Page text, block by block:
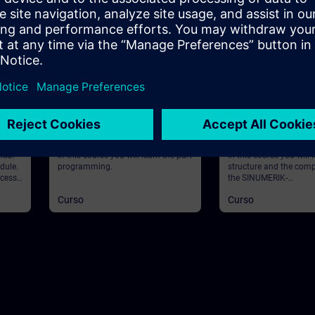
SINUMERIK - Part
Programming
In this course you will learn the part
programming.
Curso
SINUMERIK -
Components
In this course you will
structure and the
the SINUMERIK-
Curso